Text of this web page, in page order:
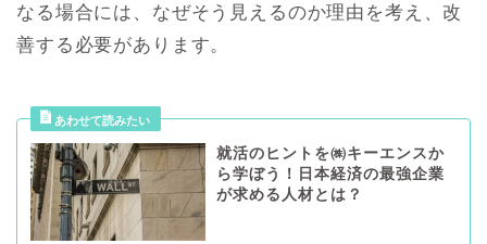
なる場合には、なぜそう見えるのか理由を考え、改
善する必要があります。
就活のヒントを㈱キーエンスか
ら学ぼう！日本経済の最強企業
が求める人材とは？